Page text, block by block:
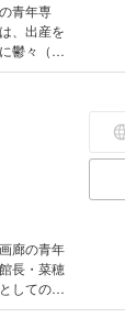
青年専
、出産を
鬱々（う
一枚の絵
き女性画
と凋落
廊の青年
長・菜穂
しての生
、一枚の